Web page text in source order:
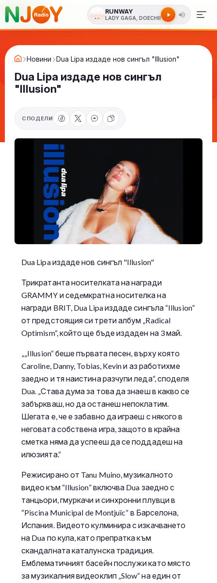
RUNWAY
LADY GAGA, DOECHII
Новини Dua Lipa издаде нов сингъл "Illusion"
Dua Lipa издаде нов сингъл
"Illusion"
СПОДЕЛИ
Dua Lipa издаде нов сингъл "Illusion"
Трикратанта носителката на награди
GRAMMY и седeмкратна носителка на
награди BRIT, Dua Lipa издаде сингъла “Illusion”
от предстоящия си трети албум „Radical
Optimism“, който ще бъде издаден на 3 май.
„„Illusion“ беше първата песен, върху която
Caroline, Danny, Tobias, Kevin и аз работихме
заедно и тя наистина разчупи леда“, споделя
Dua. „Става дума за това да знаеш в какво се
забъркваш, но да останеш непоклатим.
Шегата е, че е забавно да играеш с някого в
неговата собствена игра, защото в крайна
сметка няма да успееш да се поддадеш на
илюзията.“
Режисирано от Tanu Muino, музикалното
видео към “Illusion” включва Dua заедно с
танцьори, гмуркачи и синхронни плувци в
“Piscina Municipal de Montjuïc” в Барселона,
Испания. Видеото кулминира с изкачването
на Dua по кула, като препратка към
скандалната каталунска традиция.
Емблематичният басейн послужи като място
за музикалния видеоклип „Slow“ на един от